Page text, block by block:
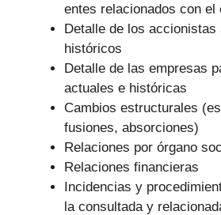
entes relacionados con el
Detalle de los accionistas
históricos
Detalle de las empresas
actuales e históricas
Cambios estructurales
fusiones, absorciones)
Relaciones por órgano
Relaciones financieras
Incidencias y
la consultada y